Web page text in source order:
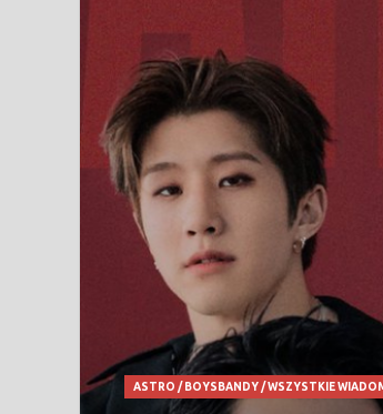
ASTRO / BOYSBANDY/WSZYSTKIE